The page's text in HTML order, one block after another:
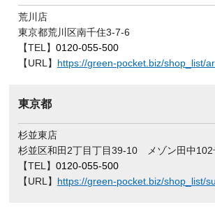
荒川店
東京都荒川区南千住3-7-6
【TEL】0120-055-500
【URL】 https://green-pocket.biz/shop_list/
東京都
杉並東店
杉並区和田2丁目丁目39-10 メゾン田中102
【TEL】0120-055-500
【URL】 https://green-pocket.biz/shop_list/